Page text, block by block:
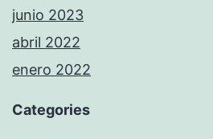
junio 2023
abril 2022
enero 2022
Categories